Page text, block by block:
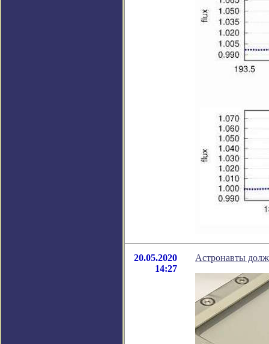
20.05.2020
14:27
Астронавты